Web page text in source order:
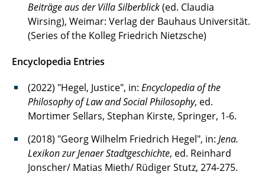
Beiträge aus der Villa Silberblick(ed. Claudia
Wirsing), Weimar: Verlag der Bauhaus Universität.
(Series of the Kolleg Friedrich Nietzsche)
Encyclopedia Entries
(2022) "Hegel, Justice", in: Encyclopedia of the
Philosophy of Law and Social Philosophy, ed.
Mortimer Sellars, Stephan Kirste, Springer, 1-6.
(2018) "Georg Wilhelm Friedrich Hegel", in: Jena.
Lexikon zur Jenaer Stadtgeschichte, ed. Reinhard
Jonscher/ Matias Mieth/ Rüdiger Stutz, 274-275.